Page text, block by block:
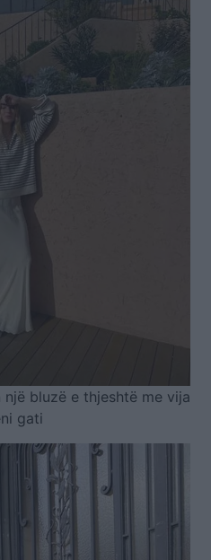
një bluzë e thjeshtë me vija
gati